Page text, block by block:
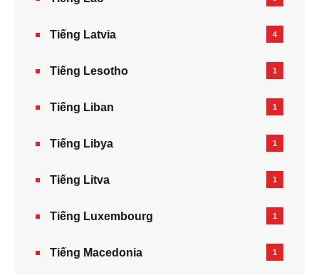
Tiếng Latvia 4
Tiếng Lesotho 1
Tiếng Liban 1
Tiếng Libya 1
Tiếng Litva 1
Tiếng Luxembourg 1
Tiếng Macedonia 1